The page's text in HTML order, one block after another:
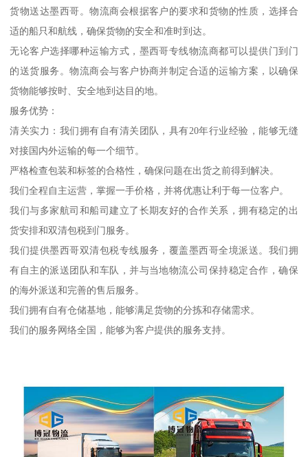
货物送达墨西哥。物流商会根据客户的要求和货物的性质，选择合
适的船只和航线，确保货物的安全和准时到达。
无论客户选择哪种运输方式，墨西哥专线物流商都可以提供门到门
的送货服务。物流商会与客户协商并制定合适的运输方案，以确保
货物能够按时、安全地到达目的地。
服务优势：
清关实力：我们拥有自有清关团队，具有20年行业经验，能够无缝
对接国内外运输的每一个细节。
严格检查包装和标签的合格性，确保问题在出货之前得到解决。
我们全程自主运营，掌握一手价格，并将优惠让利于每一位客户。
我们与多家航司和船司建立了长期友好的合作关系，拥有稳定的出
货安排和双清包税到门服务。
我们提供墨西哥双清包税专线服务，覆盖墨西哥全境派送。我们拥
有自主的派送团队和车队，并与当地物流公司保持稳定合作，确保
的海外派送和完善的售后服务。
我们拥有自有仓储基地，能够满足货物的分拣和存储需求。
我们的服务网络全国，能够为客户提供的服务支持。